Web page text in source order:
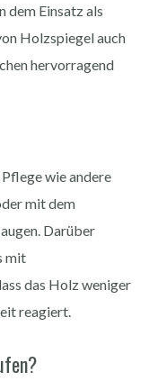
dem Einsatz als
Holzspiegel auch
hervorragend
wie andere
mit dem
Darüber
mit
das Holz weniger
reagiert.